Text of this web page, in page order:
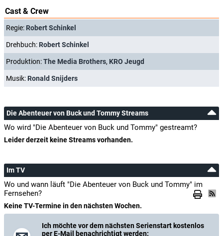
Cast & Crew
Regie: Robert Schinkel
Drehbuch: Robert Schinkel
Produktion:The Media Brothers, KRO Jeugd
Musik: Ronald Snijders
Die Abenteuer von Buck und Tommy Streams
Wo wird "Die Abenteuer von Buck und Tommy" gestreamt?
Leider derzeit keine Streams vorhanden.
Im TV
Wo und wann läuft "Die Abenteuer von Buck und Tommy" im
Fernsehen?
Keine TV-Termine in den nächsten Wochen.
Ich möchte vor dem nächsten Serienstart kostenlos
per E-Mail benachrichtigt werden: